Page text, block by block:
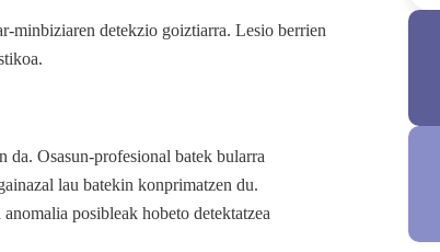
minbiziaren detekzio goiztiarra. Lesio berrien
Osasun-profesional batek bularra
lau batekin konprimatzen du.
posibleak hobeto detektatzea